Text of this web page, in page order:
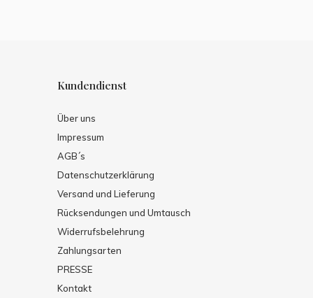
Kundendienst
Über uns
Impressum
AGB´s
Datenschutzerklärung
Versand und Lieferung
Rücksendungen und Umtausch
Widerrufsbelehrung
Zahlungsarten
PRESSE
Kontakt